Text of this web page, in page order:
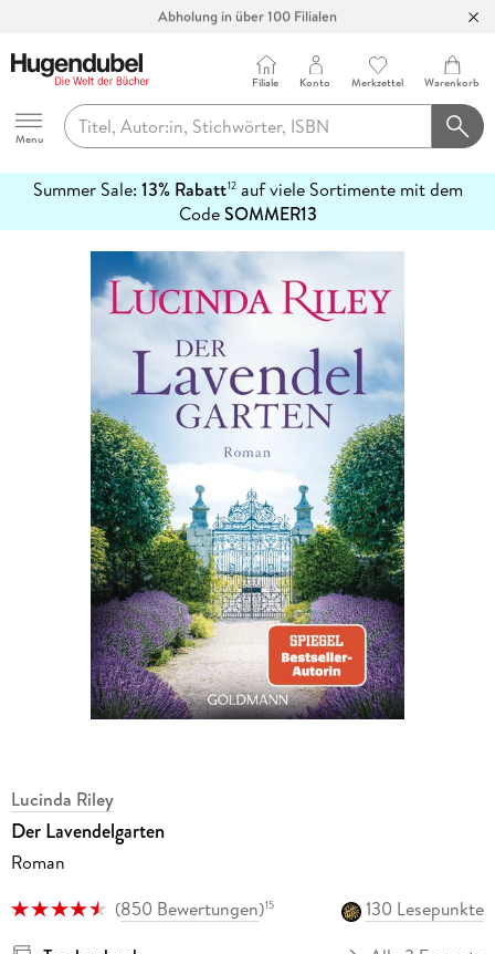
Abholung in über 100 Filialen
Hugendubel
Menu
Filiale Konto Merkzettel Warenkorb
Summer Sale: 13% Rabatt12auf viele Sortimente mit dem
CodeSOMMER13
erfahren
Lucinda Riley
Der Lavendelgarten
Roman
(850 Bewertungen)15
130 Lesepunkte